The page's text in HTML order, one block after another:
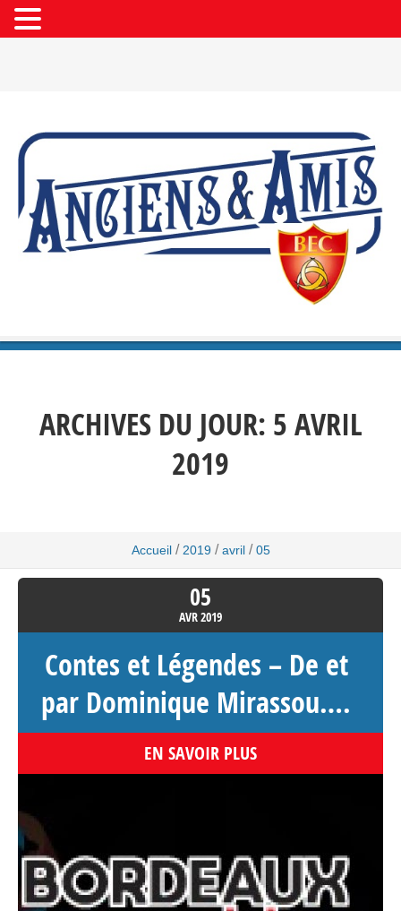
ARCHIVES DU JOUR: 5 AVRIL
2019
Accueil / 2019 / avril / 05
05
AVR2019
Contes et Légendes – De et
par Dominique Mirassou….
EN SAVOIR PLUS